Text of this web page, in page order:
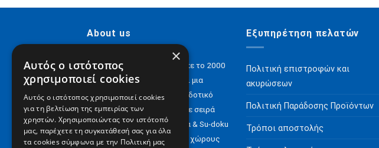
About us
H Digital Content ΑΕ ιδρύθηκε το 2000
και σήμερα έχει να επιδείξει μια
αξιόλογη παρουσία στον εκδοτικό
χώρο με e-books αλλά και με σειρά
περιοδικών για Σταυρόλεξα & Su-doku
αλλά και έντυπα σε άλλους χώρους
Εξυπηρέτηση πελατών
Πολιτική επιστροφών και
ακυρώσεων
Πολιτική Παράδοσης Προϊόντων
Τρόποι αποστολής
×
Αυτός ο ιστότοπος
χρησιμοποιεί cookies
Αυτός ο ιστότοπος χρησιμοποιεί cookies
για τη βελτίωση της εμπειρίας των
χρηστών. Χρησιμοποιώντας τον ιστότοπό
μας, παρέχετε τη συγκατάθεσή σας για όλα
τα cookies σύμφωνα με την Πολιτική μας